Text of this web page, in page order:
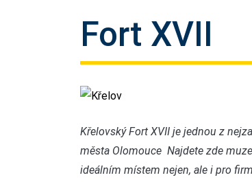
Fort XVII
Křelov
Křelovský Fort XVII je jednou z
města Olomouce Najdete zde
ideálním místem nejen, ale i pro